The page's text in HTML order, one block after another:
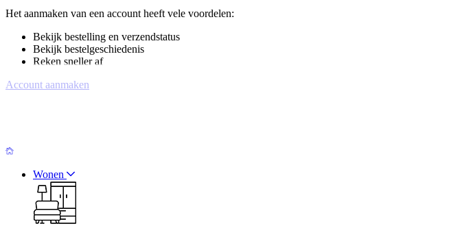
Het aanmaken van een account heeft vele voordelen:
Bekijk bestelling en verzendstatus
Bekijk bestelgeschiedenis
Reken sneller af
Account aanmaken
Wonen